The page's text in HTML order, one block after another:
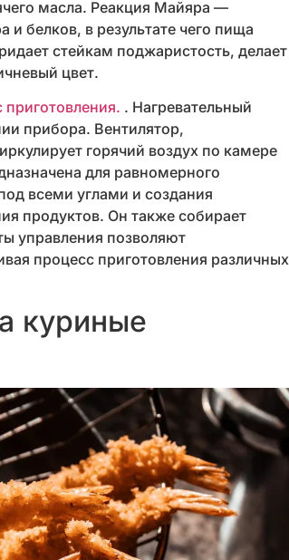
масла. Реакция Майяра —
и белков, в результате чего пища
стейкам поджаристость, делает
цвет.
. Нагревательный
прибора. Вентилятор,
горячий воздух по камере
для равномерного
всеми углами и создания
продуктов. Он также собирает
управления позволяют
процесс приготовления различных
куриные